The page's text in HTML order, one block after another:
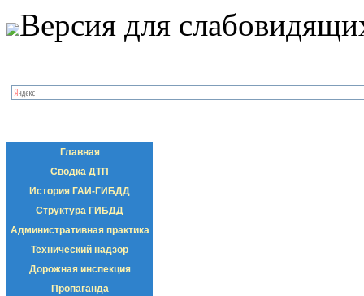
Версия для
Главная
Сводка ДТП
История ГАИ-ГИБДД
Структура ГИБДД
Административная практика
Технический надзор
Дорожная инспекция
Пропаганда